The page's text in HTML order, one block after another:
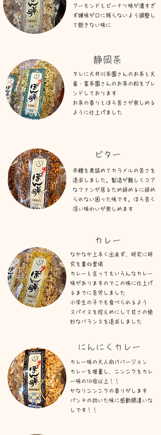
アーモンドとピーナツ味が濃すぎ
ず嫌味が口に残らないよう調整し
て 飽きない味に
​静岡茶
タレに大井川茶園さんのお茶と天
竜・富茶園さんのお茶の粉をブレ
ンドしております
お茶の香りとほろ苦さが楽しめる
ように仕上げました
​ビター​
​赤糖を煮詰めてカラメルの苦さを
追求しました。製造が難しくコア
なファンが居るため辞めるに辞め
られない困った味です。ほろ苦く
深い味わいが楽しめます
​カレー​
なかなか上手く出来ず、研究に研
究を重ね登場
カレーと言ってもいろんなカレー
味がありますのでこの味に仕上げ
るまでに苦労しました
小学生の子でも食べられるよう
​スパイスを控えめにして甘さの絶
妙なバランスを追求しました
​にんにくカレー
カレー味の大人向けバージョン
カレーを増量し、ニンニクをカレ
ー味の10倍以上！！
かなりニンニクの香りがします
​パンチの効いた味に感動間違いな
しです！！